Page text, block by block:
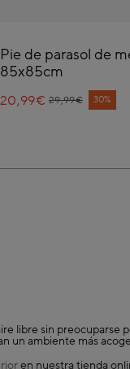
Pie de parasol de
85x85cm
Price reduced
29,99€
to 30%
20,99€
libre sin preocuparse
un ambiente más
en nuestra tienda